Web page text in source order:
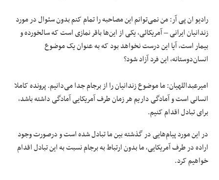
رادیو ان پی آر: من نمی‌توانم این مصاحبه را تمام کنم بدون سئوال در مورد
زندانیان ایرانی – آمریکائی، یکی از این‌ها باقر نمازی است که سالخورده و
بیمار است، آیا این درست نخواهد بود که به عنوان یک موضوع
انسان‌دوستانه، این فرد آزاد شود؟
امیرعبداللهیان: ما موضوع زندانیان را از برجام جدا می‌دانیم. پرونده کاملا
انسانی است و آمادگی داریم هر زمان طرف آمریکایی آمادگی داشته باشد،
برای تبادل اقدام کنیم.
در این مورد پیام‌هایی در گذشته بین ما تبادل شده است و درصورت وجود
اراده در طرف آمریکایی، ما بدون ارتباط به برجام نسبت به این تبادل اقدام
خواهیم کرد.